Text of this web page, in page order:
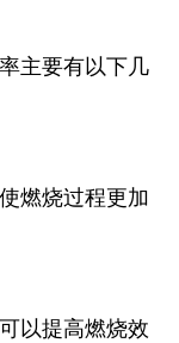
主要有以下几
燃烧过程更加
以提高燃烧效